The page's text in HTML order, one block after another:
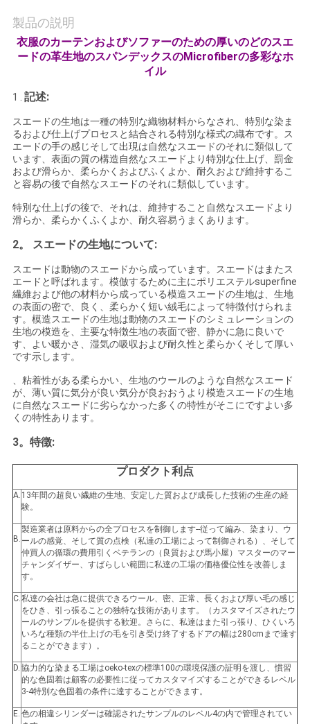
絡
し
さ
い
ニ
ュ
ー
ス
場
合
COMPANY
NEWS
地
PRIVACY
POLICY
製品の説明
衣服のカーテンおよびソファーのための厚いのどのスエ
ードの革生地のスパンデックスのMicrofiberの多彩なホ
イル
1 . 記述:
スエードの生地は一種の特別な織物材料からなされ、特別な染ま
るおよび仕上げプロセスと結合される特別な様式の織布です。ス
エードの手の感じそして出現は自然なスエードのそれに類似して
います、表面の質の構造自然なスエードより特別な仕上げ、罰金
および滑らか、柔らかくおよびふくよか、耐久および維持するこ
と容易の後で自然なスエードのそれに類似しています。
特別な仕上げの後で、それは、維持すること自然なスエードより
滑らか、柔らかくふくよか、耐久容易うまくあります。
2。 スエードの生地について:
スエードは動物のスエードから成っています。スエードはまたス
エードと呼ばれます。模倣するために主にポリエステルsuperfine
繊維および他の材料から成っている模造スエードの生地は、生地
の表面の密で、良く、柔らかく短い絨毛によって特徴付けられま
す。模造スエードの生地は動物のスエードのシミュレーションの
生地の模造を、主要な特徴生地の表面で密、静かに急に良いで
す、よい暖かさ、湿気の吸収および耐久性と柔らかくそして厚い
です示します。
、粘着性がある柔らかい、生地のウールのような自然なスエード
が、薄い質に気分が良い気分が良おおうより模造スエードの生地
に自然なスエードに劣らなかった多くの特性がそこにですよい多
くの特性あります。
3。特徴:
プロダクト利点
A. 13年間の超良い繊維の生地、安定した質および成長した技術の生産の経
験。
B.
製造業者は原料からの全プロセスを制御します--従って編み、染まり、ウ
ールの感覚、そして質の点検（私達の工場によって制御される）、そして
仲買人の循環の費用引くベテランの（良質および馬小屋）マスターのマー
チャンダイザー、すばらしい範囲に私達の工場の価格優位性を改善しま
す。
C.私達の会社は急に提供できるウール、密、正常、長くおよび厚い毛の感じ
をひき、引っ張ることの独特な技術があります。（カスタマイズされたウ
ールのサンプルを提供する歓迎。さらに、私達はまた引っ張り、ひくいろ
いろな種類の半仕上げの毛を引き受け終了するドアの幅は280cmまで達す
ることができます）。
D. 協力的な染まる工場はoeko-texの標準100の環境保護の証明を渡し、慣習
的な色固着は顧客の必要性に従ってカスタマイズすることができるレベル
3-4特別な色固着の条件に達することができます。
E. 色の相違シリンダーは確認されたサンプルのレベル4の内で管理されてい